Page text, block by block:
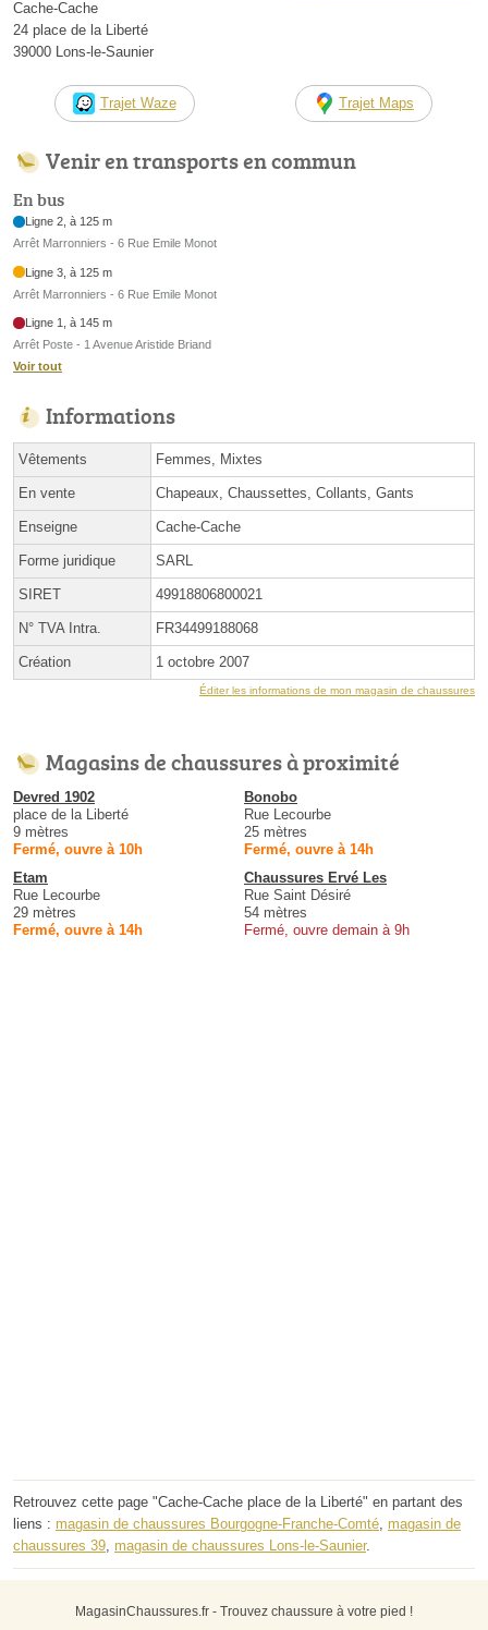
Cache-Cache
24 place de la Liberté
39000 Lons-le-Saunier
Trajet Waze Trajet Maps
Venir en transports en commun
En bus
Ligne 2, à 125 m
Arrêt Marronniers - 6 Rue Emile Monot
Ligne 3, à 125 m
Arrêt Marronniers - 6 Rue Emile Monot
Ligne 1, à 145 m
Arrêt Poste - 1 Avenue Aristide Briand
Voir tout
Informations
Vêtements Femmes, Mixtes
En vente Chapeaux, Chaussettes, Collants, Gants
Enseigne Cache-Cache
Forme juridique SARL
SIRET 49918806800021
N° TVA Intra. FR34499188068
Création 1 octobre 2007
Éditer les informations de mon magasin de chaussures
Magasins de chaussures à proximité
Devred 1902
place de la Liberté
9 mètres
Fermé, ouvre à 10h
Bonobo
Rue Lecourbe
25 mètres
Fermé, ouvre à 14h
Etam
Rue Lecourbe
29 mètres
Fermé, ouvre à 14h
Chaussures Ervé Les
Rue Saint Désiré
54 mètres
Fermé, ouvre demain à 9h
Retrouvez cette page "Cache-Cache place de la Liberté" en partant des
liens : magasin de chaussures Bourgogne-Franche-Comté, magasin de
chaussures 39, magasin de chaussures Lons-le-Saunier.
MagasinChaussures.fr - Trouvez chaussure à votre pied !